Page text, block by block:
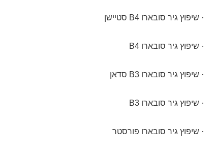
· שיפוץ גיר סובארו B4 סטיישן
· שיפוץ גיר סובארו B4
· שיפוץ גיר סובארו B3 סדאן
· שיפוץ גיר סובארו B3
· שיפוץ גיר סובארו פורסטר